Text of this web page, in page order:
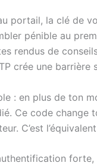
portail, la clé de
pénible au
rendus de
crée une
: en plus de ton
Ce code change
C’est
forte,